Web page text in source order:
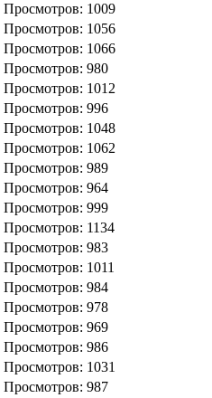
Просмотров: 1009
Просмотров: 1056
Просмотров: 1066
Просмотров: 980
Просмотров: 1012
Просмотров: 996
Просмотров: 1048
Просмотров: 1062
Просмотров: 989
Просмотров: 964
Просмотров: 999
Просмотров: 1134
Просмотров: 983
Просмотров: 1011
Просмотров: 984
Просмотров: 978
Просмотров: 969
Просмотров: 986
Просмотров: 1031
Просмотров: 987